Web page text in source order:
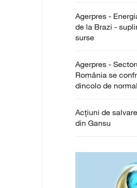
Agerpres -
de la Brazi -
surse
Agerpres -
România se
dincolo de
Acțiuni de
din Gansu